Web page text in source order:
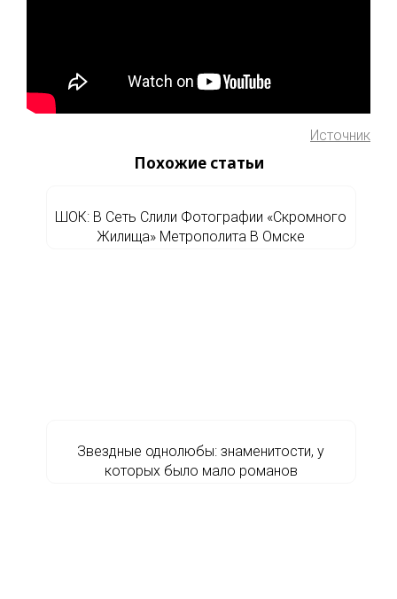
Источник
Похожие статьи
ШОК: В Сеть Слили Фотографии «Скромного
Жилища» Метрополита В Омске
Звездные однолюбы: знаменитости, у
которых было мало романов